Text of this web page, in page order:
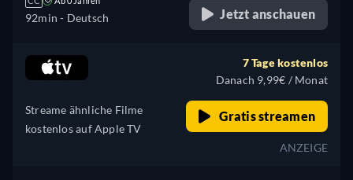
92min - Deutsch Jetzt anschauen
Streame ähnliche Filme
kostenlos auf Apple TV
7 Tage kostenlos
Danach 9,99€ / Monat
Gratis streamen
ANZEIGE